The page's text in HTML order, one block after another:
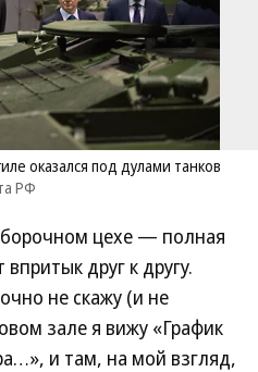
оказался под дулами танков
РФ
цехе — полная
друг к другу.
не скажу (и не
зале я вижу «График
и там, на мой взгляд,